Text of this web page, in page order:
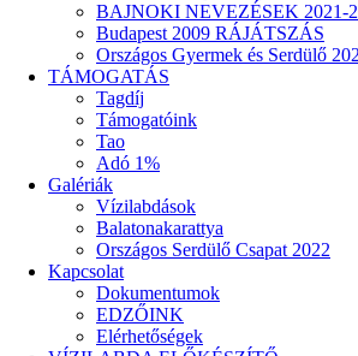
BAJNOKI NEVEZÉSEK 2021-
Budapest 2009 RÁJÁTSZÁS
Országos Gyermek és Serdülő
TÁMOGATÁS
Tagdíj
Támogatóink
Tao
Adó 1%
Galériák
Vízilabdások
Balatonakarattya
Országos Serdülő Csapat 2022
Kapcsolat
Dokumentumok
EDZŐINK
Elérhetőségek